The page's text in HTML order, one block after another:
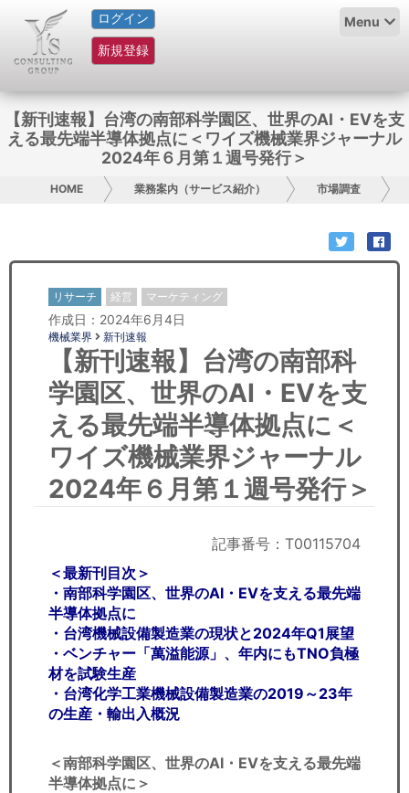
ログイン
新規登録
Menu
HOME
サービス紹介
コラム
グループ概要
採用情報
コンサルティング
リサーチ
セミナー
経済ニュース
労務顧問
飲食店情報
【新刊速報】台湾の南部科学園区、世界のAI・EVを支
える最先端半導体拠点に＜ワイズ機械業界ジャーナル
2024年６月第１週号発行＞
HOME 業務案内（サービス紹介） 市場調査
リサーチ 経営 マーケティング
作成日：2024年6月4日
機械業界 新刊速報
【新刊速報】台湾の南部科
学園区、世界のAI・EVを支
える最先端半導体拠点に＜
ワイズ機械業界ジャーナル
2024年６月第１週号発行＞
記事番号：T00115704
＜最新刊目次＞
・南部科学園区、世界のAI・EVを支える最先端
半導体拠点に
・台湾機械設備製造業の現状と2024年Q1展望
・ベンチャー「萬溢能源」、年内にもTNO負極
材を試験生産
・台湾化学工業機械設備製造業の2019～23年
の生産・輸出入概況
＜南部科学園区、世界のAI・EVを支える最先端
半導体拠点に＞